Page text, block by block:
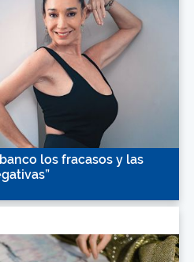
los fracasos y las